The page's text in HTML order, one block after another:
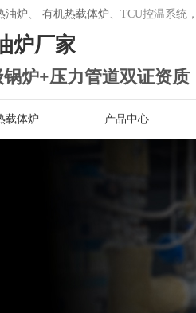
油炉 、 有机热载体炉 、TCU控温系统
炉厂家
炉+压力管道双证资质
载体炉 产品中心